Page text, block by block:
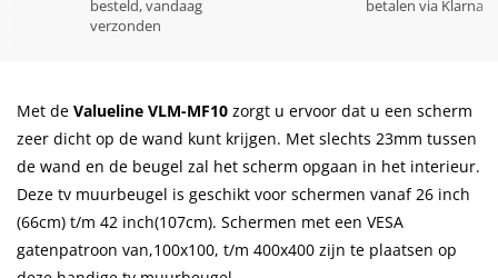
besteld, vandaag
verzonden
betalen via Klarna
Met de Valueline VLM-MF10 zorgt u ervoor dat u een scherm
zeer dicht op de wand kunt krijgen. Met slechts 23mm tussen
de wand en de beugel zal het scherm opgaan in het interieur.
Deze tv muurbeugel is geschikt voor schermen vanaf 26 inch
(66cm) t/m 42 inch(107cm). Schermen met een VESA
gatenpatroon van,100x100, t/m 400x400 zijn te plaatsen op